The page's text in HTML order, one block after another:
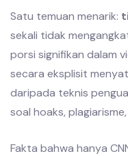
Satu temuan menarik:
sekali tidak
porsi signifikan dalam
secara eksplisit
daripada teknis
soal hoaks,
Fakta bahwa hanya